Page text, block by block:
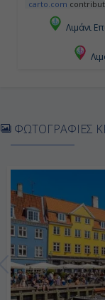
carto.com
Λιμάνι
ΦΩΤΟΓΡΑΦΙΕΣ